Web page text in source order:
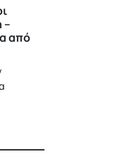
–
από